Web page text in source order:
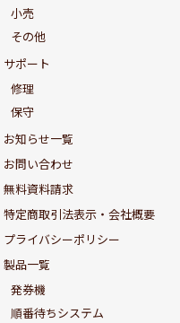
小売
その他
サポート
修理
保守
お知らせ一覧
お問い合わせ
無料資料請求
特定商取引法表示・会社概要
プライバシーポリシー
製品一覧
発券機
順番待ちシステム